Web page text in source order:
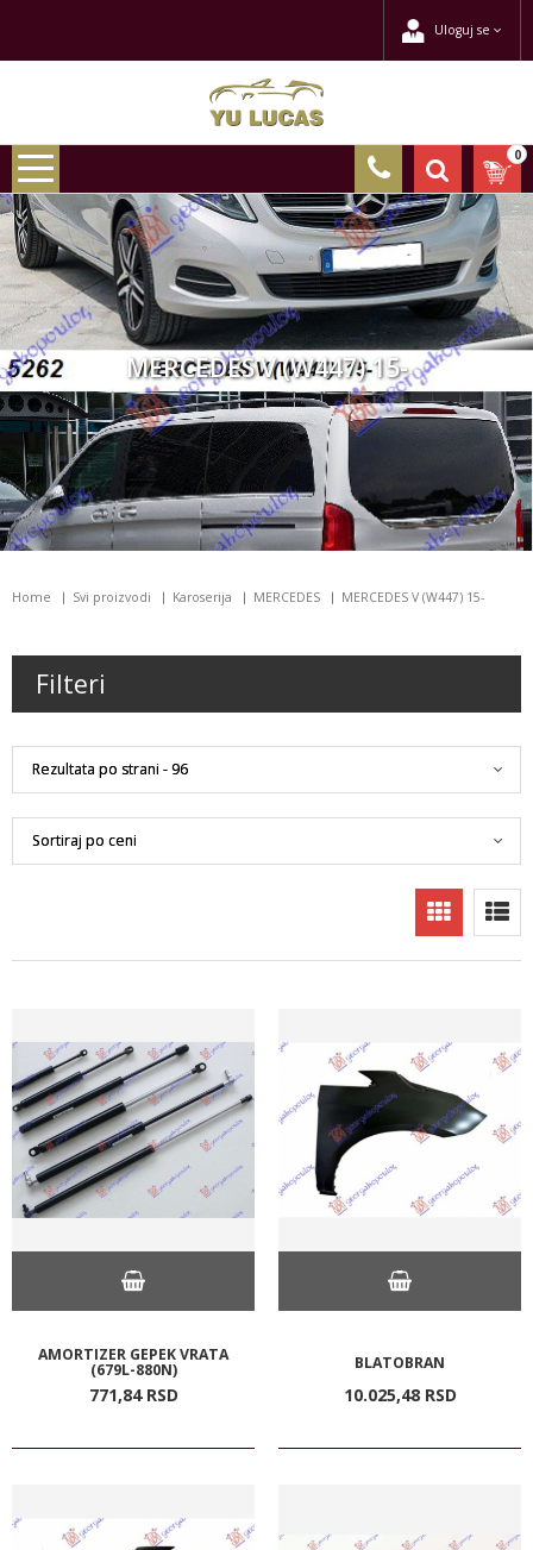
Uloguj se
0
MERCEDES V (W447) 15-
Home Svi proizvodi Karoserija MERCEDES MERCEDES V (W447) 15-
Filteri
AMORTIZER GEPEK VRATA
(679L-880N)
771,84 RSD
BLATOBRAN
10.025,48 RSD